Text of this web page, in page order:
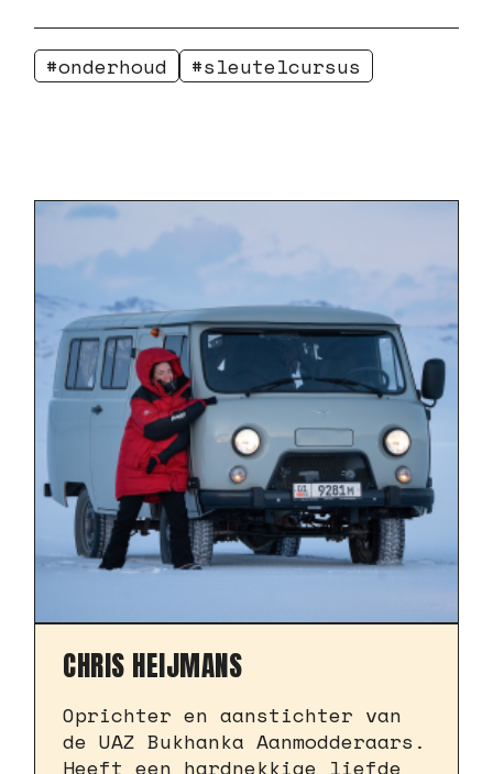
onderhoud sleutelcursus
CHRIS HEIJMANS
Oprichter en aanstichter van
de UAZ Bukhanka Aanmodderaars.
Heeft een hardnekkige liefde